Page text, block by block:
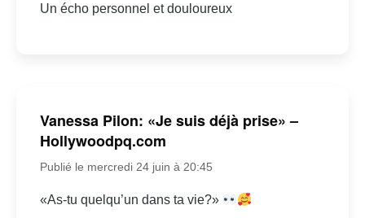
Un écho personnel et douloureux
Vanessa Pilon: «Je suis déjà prise» –
Hollywoodpq.com
Publié le mercredi 24 juin à 20:45
«As-tu quelqu’un dans ta vie?»